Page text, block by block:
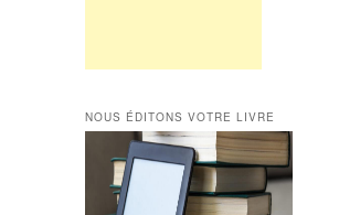
NOUS ÉDITONS VOTRE LIVRE